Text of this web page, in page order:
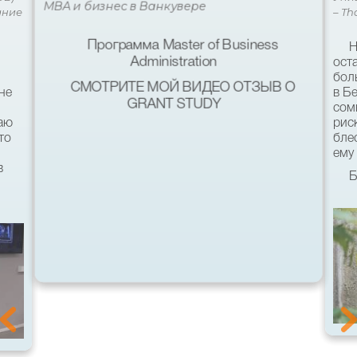
MBA и бизнес в Ванкувере
Программа Master of Business
Administration
СМОТРИТЕ МОЙ ВИДЕО ОТЗЫВ О
GRANT STUDY
–
в
ему
со
За